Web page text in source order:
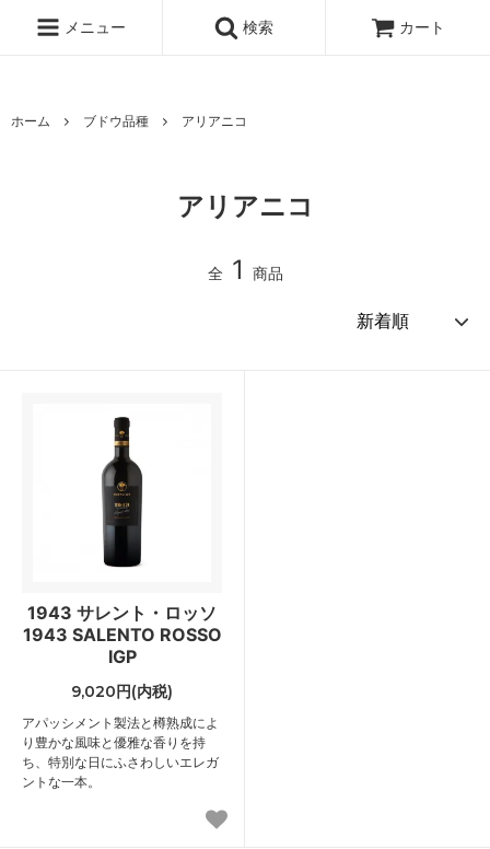
メニュー 検索 カート
ホーム ブドウ品種 アリアニコ
アリアニコ
全 1 商品
1943 サレント・ロッソ
1943 SALENTO ROSSO
IGP
9,020円(内税)
アパッシメント製法と樽熟成によ
り豊かな風味と優雅な香りを持
ち、特別な日にふさわしいエレガ
ントな一本。